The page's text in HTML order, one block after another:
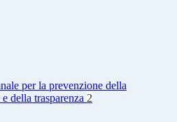
per la prevenzione della
della trasparenza 2